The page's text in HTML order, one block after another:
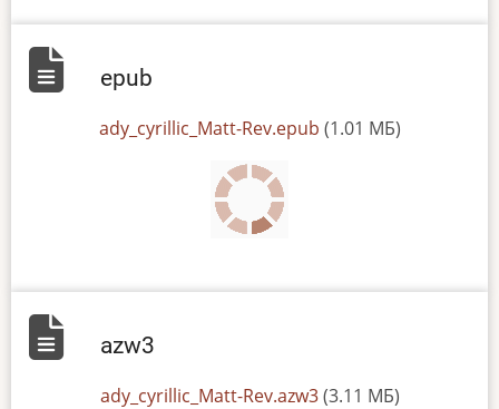
epub
ady_cyrillic_Matt-Rev.epub (1.01 МБ)
azw3
ady_cyrillic_Matt-Rev.azw3 (3.11 МБ)